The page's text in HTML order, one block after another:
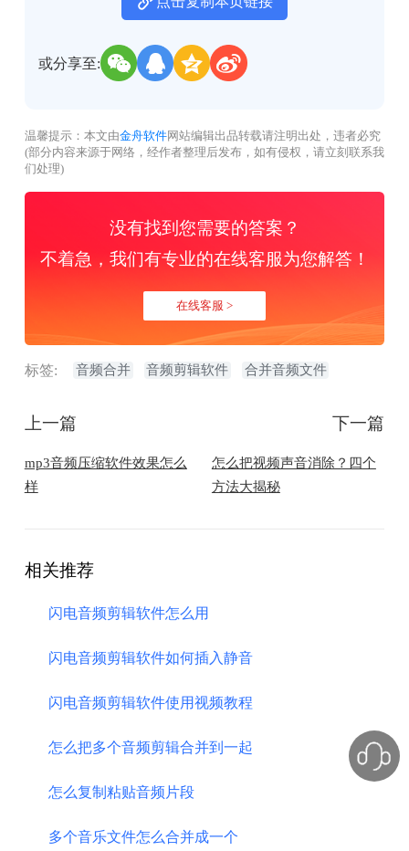
或分享至:
温馨提示：本文由金舟软件网站编辑出品转载请注明出处，违者必究
(部分内容来源于网络，经作者整理后发布，如有侵权，请立刻联系我
们处理)
没有找到您需要的答案？
不着急，我们有专业的在线客服为您解答！
在线客服 >
标签: 音频合并 音频剪辑软件 合并音频文件
上一篇
mp3音频压缩软件效果怎么
样
下一篇
怎么把视频声音消除？四个
方法大揭秘
相关推荐
闪电音频剪辑软件怎么用
闪电音频剪辑软件如何插入静音
闪电音频剪辑软件使用视频教程
怎么把多个音频剪辑合并到一起
怎么复制粘贴音频片段
多个音乐文件怎么合并成一个